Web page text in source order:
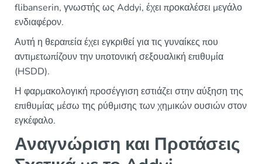
flibanserin, γνωστής ως Addyi, έχει προκαλέσει μεγάλο
ενδιαφέρον.
Αυτή η θεραπεία έχει εγκριθεί για τις γυναίκες που
αντιμετωπίζουν την υποτονική σεξουαλική επιθυμία
(HSDD).
Η φαρμακολογική προσέγγιση εστιάζει στην αύξηση της
επιθυμίας μέσω της ρύθμισης των χημικών ουσιών στον
εγκέφαλο.
Αναγνώριση και Προτάσεις